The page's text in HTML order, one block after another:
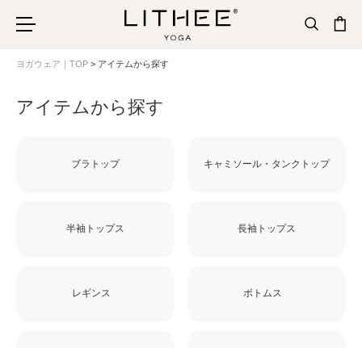
ヨガウェア｜TOP アイテムから探す
アイテムから探す
ブラトップ キャミソール・タンクトップ
半袖トップス 長袖トップス
レギンス ボトムス